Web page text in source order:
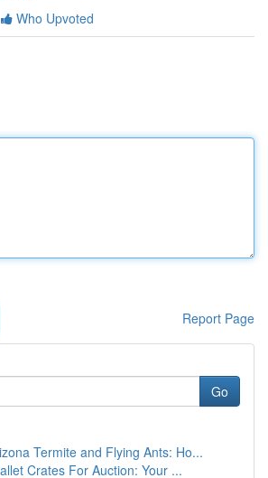
Who Upvoted
Report Page
Go
Termite and Flying Ants: Ho...
Crates For Auction: Your ...